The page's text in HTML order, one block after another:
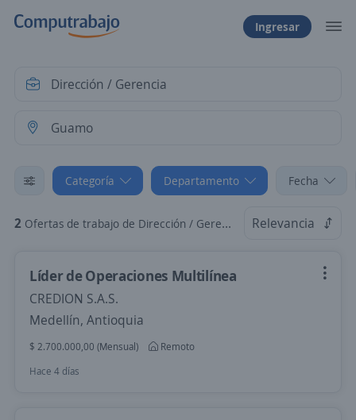
Ingresar
Categoría Departamento Fecha
2 Ofertas de trabajo de Dirección / Gerencia en Guamo, Tolima Relevancia
Líder de Operaciones Multilínea
CREDION S.A.S.
Medellín, Antioquia
$ 2.700.000,00 (Mensual)
Remoto
Hace 4 días